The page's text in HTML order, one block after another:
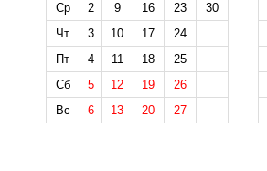
Ср
2 9 16 23
30
Чт
3 10 17
24
Пт
4 11 18
25
Сб
5 12 19
26
Вс
6 13 20 27